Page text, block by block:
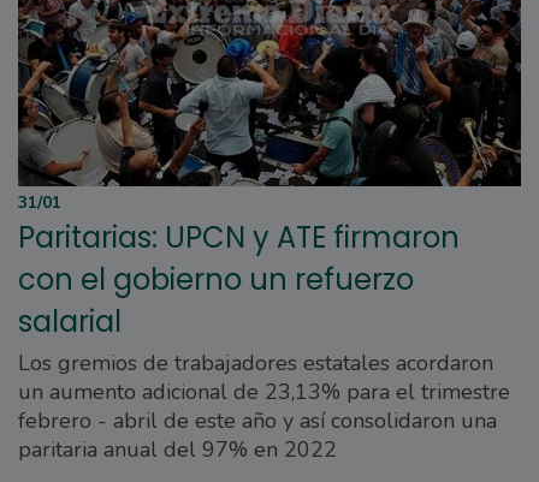
31/01
Paritarias: UPCN y ATE firmaron
con el gobierno un refuerzo
salarial
Los gremios de trabajadores estatales acordaron
un aumento adicional de 23,13% para el trimestre
febrero - abril de este año y así consolidaron una
paritaria anual del 97% en 2022